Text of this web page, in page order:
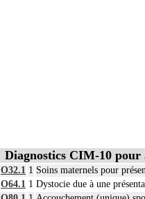
Diagnostics CIM-10 pour
O32.1 1 Soins maternels pour
O64.1 1 Dystocie due à une